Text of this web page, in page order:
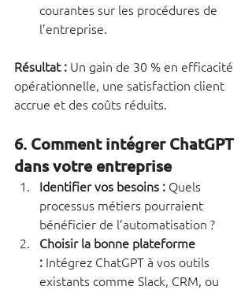
courantes sur les procédures de
l’entreprise.
Résultat : Un gain de 30 % en efficacité
opérationnelle, une satisfaction client
accrue et des coûts réduits.
6. Comment intégrer ChatGPT
dans votre entreprise
Identifier vos besoins : Quels
processus métiers pourraient
bénéficier de l’automatisation ?
Choisir la bonne plateforme
: Intégrez ChatGPT à vos outils
existants comme Slack, CRM, ou